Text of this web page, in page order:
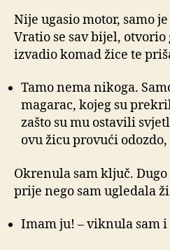
Nije ugasio motor, samo
Vratio se sav bijel,
izvadio komad žice te
Tamo nema nikoga.
magarac, kojeg su
zašto su mu ostavili
ovu žicu provući
Okrenula sam ključ.
prije nego sam ugledala
Imam ju! – viknula sam